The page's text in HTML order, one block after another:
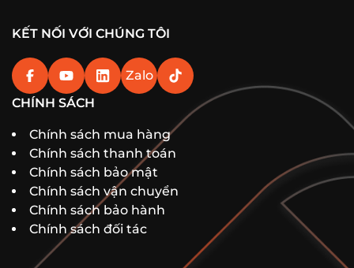
KẾT NỐI VỚI CHÚNG TÔI
Zalo
CHÍNH SÁCH
Chính sách mua hàng
Chính sách thanh toán
Chính sách bảo mật
Chính sách vận chuyển
Chính sách bảo hành
Chính sách đối tác